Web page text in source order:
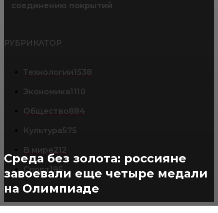
Среда без золота: россияне
завоевали еще четыре медали
на Олимпиаде
соединению покрытий
РУБРИКАТОР
Технологии1538
Экономика1110
Общество884
Культура575
В мире212
Спорт195